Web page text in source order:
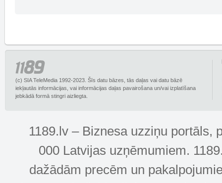
(c) SIA TeleMedia 1992-2023. Šīs datu bāzes, tās daļas vai datu bāzē
iekļautās informācijas, vai informācijas daļas pavairošana un/vai izplatīšana
jebkādā formā stingri aizliegta.
1189.lv – Biznesa uzziņu portāls,
000 Latvijas uzņēmumiem.
dažādām precēm un